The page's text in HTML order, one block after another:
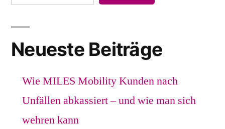
Neueste Beiträge
Wie MILES Mobility Kunden nach
Unfällen abkassiert – und wie man sich
wehren kann